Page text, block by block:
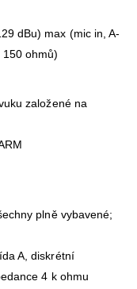
dBu) max (mic in, A-
ohmů)
založené na
plně vybavené;
A, diskrétní
4 k ohmu